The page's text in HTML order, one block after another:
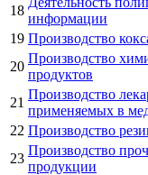
18
информации
19 Производство
20
Производство
продуктов
21
Производство
применяемых в
22 Производство
23
Производство
продукции